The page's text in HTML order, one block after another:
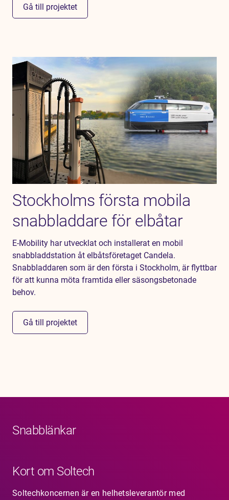
Gå till projektet
Stockholms första mobila
snabbladdare för elbåtar
E-Mobility har utvecklat och installerat en mobil
snabbladdstation åt elbåtsföretaget Candela.
Snabbladdaren som är den första i Stockholm, är flyttbar
för att kunna möta framtida eller säsongsbetonade
behov.
Gå till projektet
Snabblänkar
Kort om Soltech
Soltechkoncernen är en helhetsleverantör med